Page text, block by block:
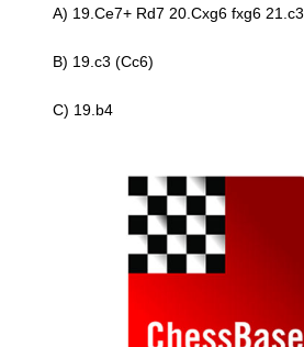
A) 19.Ce7+ Rd7 20.Cxg6 fxg6 21.c3
B) 19.c3 (Cc6)
C) 19.b4